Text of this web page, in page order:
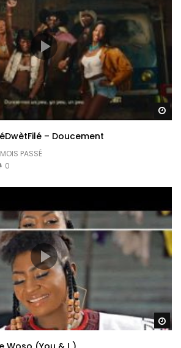
– Doucement
PASSÉ
0